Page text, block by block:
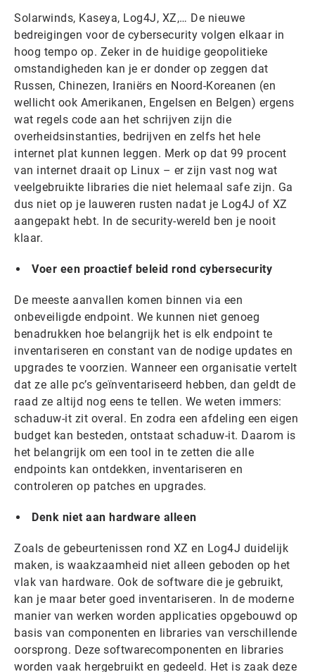
Solarwinds, Kaseya, Log4J, XZ,… De nieuwe
bedreigingen voor de cybersecurity volgen elkaar in
hoog tempo op. Zeker in de huidige geopolitieke
omstandigheden kan je er donder op zeggen dat
Russen, Chinezen, Iraniërs en Noord-Koreanen (en
wellicht ook Amerikanen, Engelsen en Belgen) ergens
wat regels code aan het schrijven zijn die
overheidsinstanties, bedrijven en zelfs het hele
internet plat kunnen leggen. Merk op dat 99 procent
van internet draait op Linux – er zijn vast nog wat
veelgebruikte libraries die niet helemaal safe zijn. Ga
dus niet op je lauweren rusten nadat je Log4J of XZ
aangepakt hebt. In de security-wereld ben je nooit
klaar.
Voer een proactief beleid rond cybersecurity
De meeste aanvallen komen binnen via een
onbeveiligde endpoint. We kunnen niet genoeg
benadrukken hoe belangrijk het is elk endpoint te
inventariseren en constant van de nodige updates en
upgrades te voorzien. Wanneer een organisatie vertelt
dat ze alle pc’s geïnventariseerd hebben, dan geldt de
raad ze altijd nog eens te tellen. We weten immers:
schaduw-it zit overal. En zodra een afdeling een eigen
budget kan besteden, ontstaat schaduw-it. Daarom is
het belangrijk om een tool in te zetten die alle
endpoints kan ontdekken, inventariseren en
controleren op patches en upgrades.
Denk niet aan hardware alleen
Zoals de gebeurtenissen rond XZ en Log4J duidelijk
maken, is waakzaamheid niet alleen geboden op het
vlak van hardware. Ook de software die je gebruikt,
kan je maar beter goed inventariseren. In de moderne
manier van werken worden applicaties opgebouwd op
basis van componenten en libraries van verschillende
oorsprong. Deze softwarecomponenten en libraries
worden vaak hergebruikt en gedeeld. Het is zaak deze